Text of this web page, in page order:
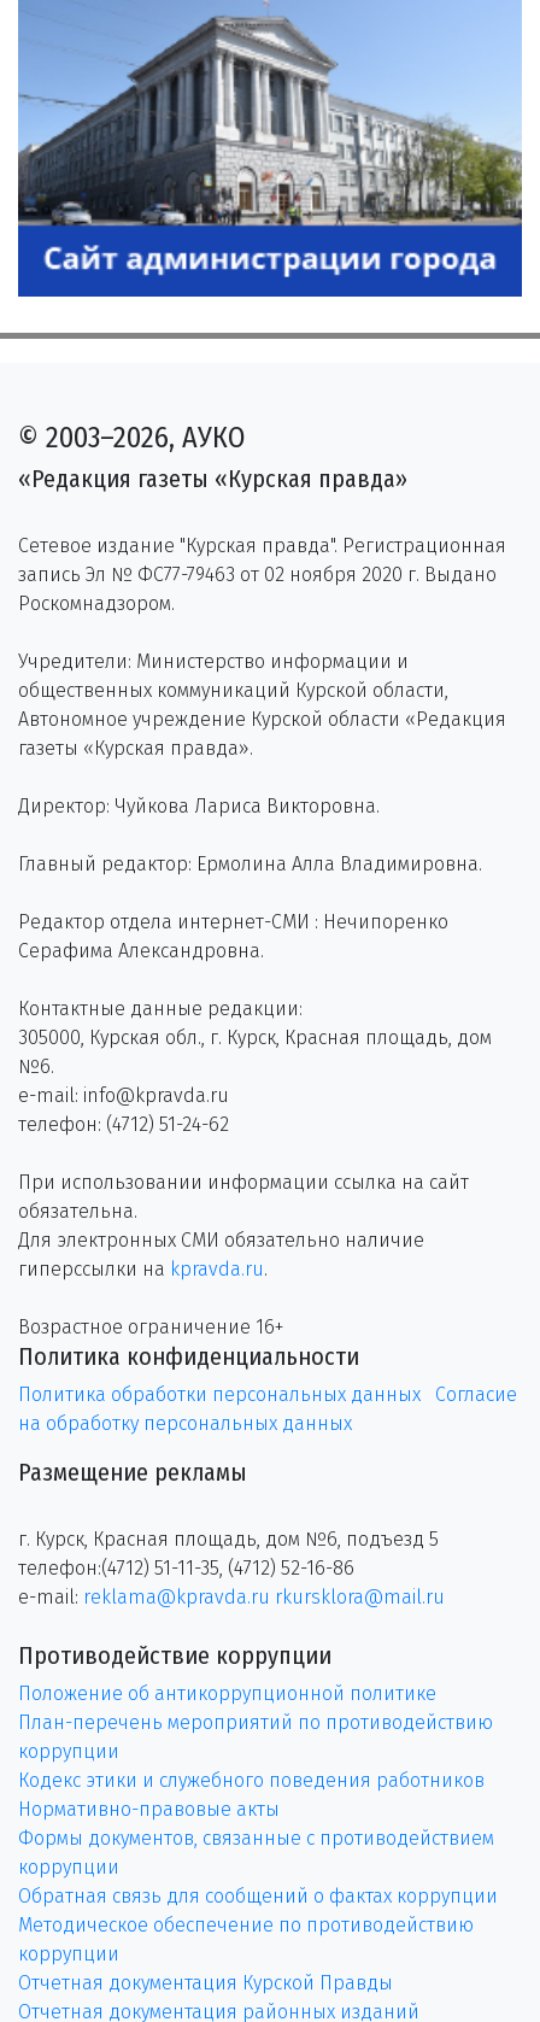
© 2003–2026, АУКО
«Редакция газеты «Курская правда»
Сетевое издание "Курская правда". Регистрационная
запись Эл № ФС77-79463 от 02 ноября 2020 г. Выдано
Роскомнадзором.
Учредители: Министерство информации и
общественных коммуникаций Курской области,
Автономное учреждение Курской области «Редакция
газеты «Курская правда».
Директор: Чуйкова Лариса Викторовна.
Главный редактор: Ермолина Алла Владимировна.
Редактор отдела интернет-СМИ : Нечипоренко
Серафима Александровна.
Контактные данные редакции:
305000, Курская обл., г. Курск, Красная площадь, дом
№6.
e-mail: info@kpravda.ru
телефон: (4712) 51-24-62
При использовании информации ссылка на сайт
обязательна.
Для электронных СМИ обязательно наличие
гиперссылки на kpravda.ru.
Возрастное ограничение 16+
Политика конфиденциальности
Политика обработки персональных данных
Согласие
на обработку персональных данных
Размещение рекламы
г. Курск, Красная площадь, дом №6, подъезд 5
телефон:(4712) 51-11-35, (4712) 52-16-86
e-mail: reklama@kpravda.ru rkursklora@mail.ru
Противодействие коррупции
Положение об антикоррупционной политике
План-перечень мероприятий по противодействию
коррупции
Кодекс этики и служебного поведения работников
Нормативно-правовые акты
Формы документов, связанные с противодействием
коррупции
Обратная связь для сообщений о фактах коррупции
Методическое обеспечение по противодействию
коррупции
Отчетная документация Курской Правды
Отчетная документация районных изданий